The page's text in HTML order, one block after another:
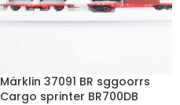
Märklin 37091 BR sggoorrs
Cargo sprinter BR700DB